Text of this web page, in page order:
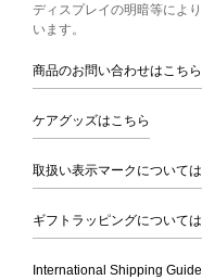
ディスプレイの明暗等によ
います。
商品のお問い合わせはこちら
ケアグッズはこちら
取扱い表示マークについて
ギフトラッピングについて
International Shipping